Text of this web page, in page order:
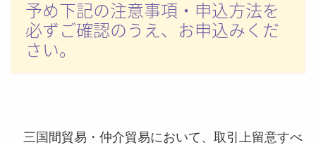
予め下記の注意事項・申込方法を
必ずご確認のうえ、お申込みくだ
さい。
三国間貿易・仲介貿易において、取引上留意すべ